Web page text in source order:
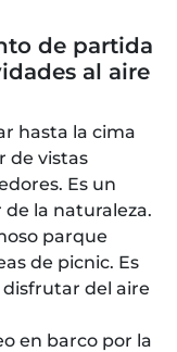
de partida
al aire
hasta la cima
de vistas
Es un
la naturaleza.
parque
de picnic. Es
del aire
en barco por la